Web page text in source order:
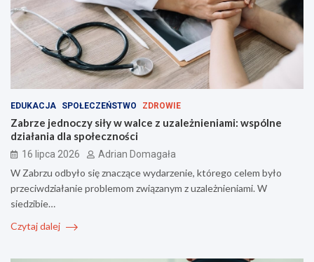
EDUKACJA SPOŁECZEŃSTWO ZDROWIE
Zabrze jednoczy siły w walce z uzależnieniami: wspólne
działania dla społeczności
16 lipca 2026 Adrian Domagała
W Zabrzu odbyło się znaczące wydarzenie, którego celem było
przeciwdziałanie problemom związanym z uzależnieniami. W
siedzibie…
Czytaj dalej